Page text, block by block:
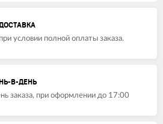
условии полной оплаты заказа.
В-ДЕНЬ
заказа, при оформлении до 17:00